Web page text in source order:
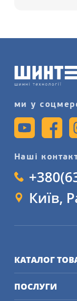
ми у
Наші
Київ,
КАТАЛОГ
ПОСЛУГИ